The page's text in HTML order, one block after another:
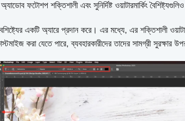
ফটোশপ শক্তিশালী এবং সুনির্দিষ্ট ওয়াটারমার্কিং
একটি অ্যারে প্রদান করে। এর মধ্যে, এর শক্তিশালী
করা যেতে পারে, ব্যবহারকারীদের তাদের সামগ্রী সুরক্ষার